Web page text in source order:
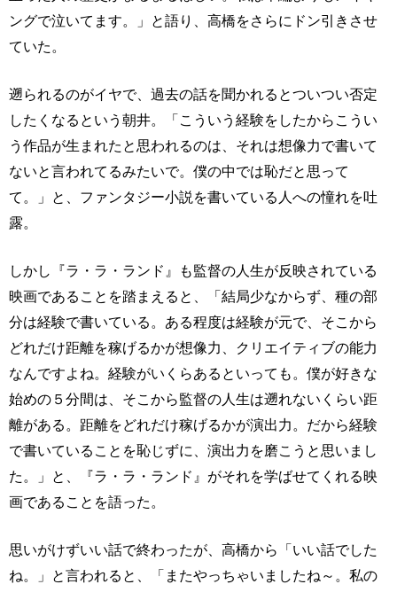
ングで泣いてます。」と語り、高橋をさらにドン引きさせ
ていた。
遡られるのがイヤで、過去の話を聞かれるとついつい否定
したくなるという朝井。「こういう経験をしたからこうい
う作品が生まれたと思われるのは、それは想像力で書いて
ないと言われてるみたいで。僕の中では恥だと思って
て。」と、ファンタジー小説を書いている人への憧れを吐
露。
しかし『ラ・ラ・ランド』も監督の人生が反映されている
映画であることを踏まえると、「結局少なからず、種の部
分は経験で書いている。ある程度は経験が元で、そこから
どれだけ距離を稼げるかが想像力、クリエイティブの能力
なんですよね。経験がいくらあるといっても。僕が好きな
始めの５分間は、そこから監督の人生は遡れないくらい距
離がある。距離をどれだけ稼げるかが演出力。だから経験
で書いていることを恥じずに、演出力を磨こうと思いまし
た。」と、『ラ・ラ・ランド』がそれを学ばせてくれる映
画であることを語った。
思いがけずいい話で終わったが、高橋から「いい話でした
ね。」と言われると、「またやっちゃいましたね～。私の